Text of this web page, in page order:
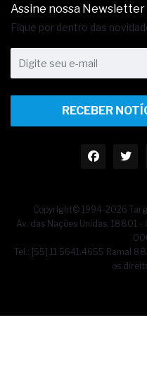
Assine nossa Newsletter
Fique por dentro das
RECEBER
Copyright© 1994-2026
Av. das Nações Unidas, 18801 -
Tel.: [55] 11 5641.4655 Ramal
os